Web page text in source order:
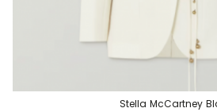
Stella McCartney